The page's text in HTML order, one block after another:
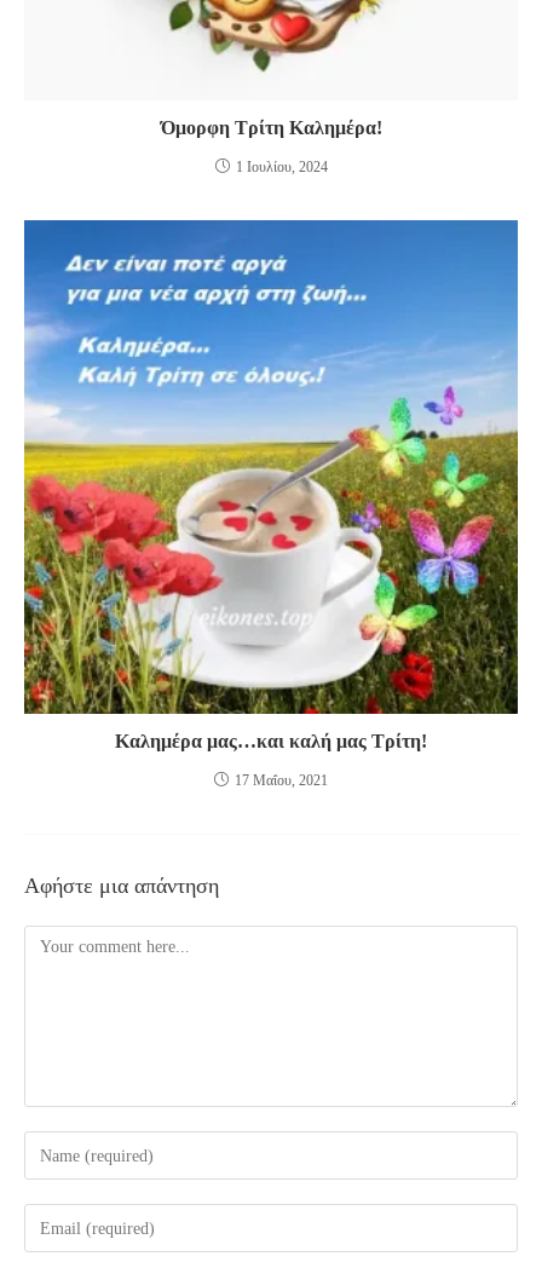
Όμορφη Τρίτη Καλημέρα!
1 Ιουλίου, 2024
Καλημέρα μας…και καλή μας Τρίτη!
17 Μαΐου, 2021
Αφήστε μια απάντηση
Comment
Enter
your
name
Enter
your